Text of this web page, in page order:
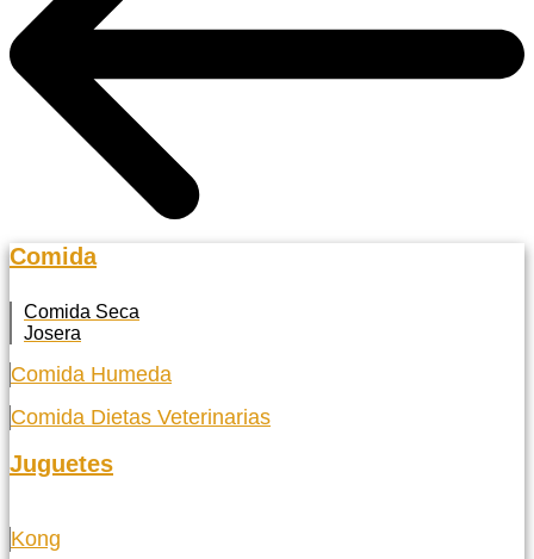
Comida
Comida Seca
Josera
Comida Humeda
Comida Dietas Veterinarias
Juguetes
Kong